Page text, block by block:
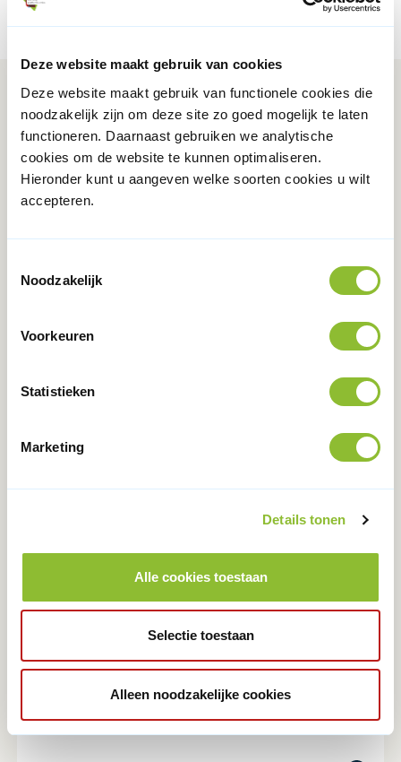
Deze website maakt gebruik van cookies
Deze website maakt gebruik van functionele cookies die
noodzakelijk zijn om deze site zo goed mogelijk te laten
functioneren. Daarnaast gebruiken we analytische
cookies om de website te kunnen optimaliseren.
Hieronder kunt u aangeven welke soorten cookies u wilt
accepteren.
Noodzakelijk
Voorkeuren
Statistieken
Marketing
Details tonen
Alle cookies toestaan
Selectie toestaan
Alleen noodzakelijke cookies
Onze digitale kaarten
Kaart doorlopende leerroutes
Aangemelde leerroutes bij DUO